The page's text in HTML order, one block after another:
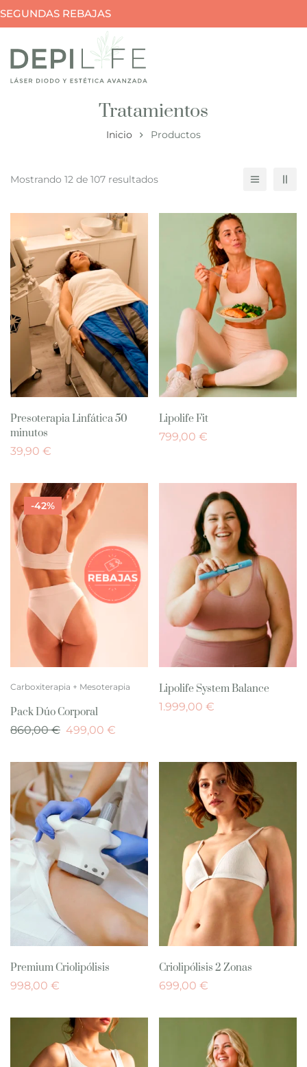
SEGUNDAS REBAJAS
Tratamientos
Inicio Productos
Mostrando 12 de 107 resultados
Presoterapia Linfática 50
minutos
39,90 €
Lipolife Fit
799,00 €
-42%
Carboxiterapia + Mesoterapia
Pack Dúo Corporal
860,00€ 499,00 €
Lipolife System Balance
1.999,00 €
Premium Criolipólisis
998,00 €
Criolipólisis 2 Zonas
699,00 €